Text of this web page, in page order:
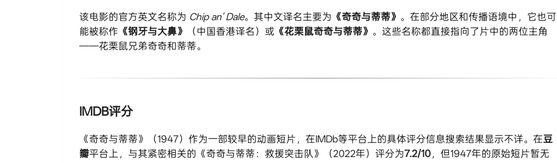
该电影的官方英文名称为 Chip an' Dale。其中文译名主要为​ ​《奇奇与蒂蒂》​ ​。在部分地区和传播语境中，它也可
能被称作​ ​《钢牙与大鼻》​ ​（中国香港译名）或​ ​《花栗鼠奇奇与蒂蒂》​ ​。这些名称都直接指向了片中的两位主角
——花栗鼠兄弟奇奇和蒂蒂。
IMDB评分
《奇奇与蒂蒂》（1947）作为一部较早的动画短片，在IMDb等平台上的具体评分信息搜索结果显示不详。在​​豆
瓣​​平台上，与其紧密相关的《奇奇与蒂蒂：救援突击队》（2022年）评分为​​7.2/10​​，但1947年的原始短片暂无